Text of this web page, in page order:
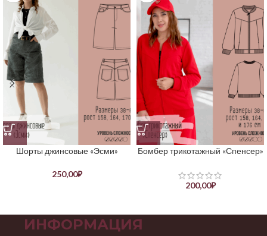
Шорты джинсовые «Эсми»
250,00₽
Бомбер трикотажный «Спенсер»
200,00₽
ИНФОРМАЦИЯ